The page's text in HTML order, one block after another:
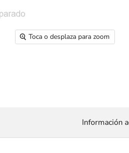
Toca o desplaza para zoom
Información